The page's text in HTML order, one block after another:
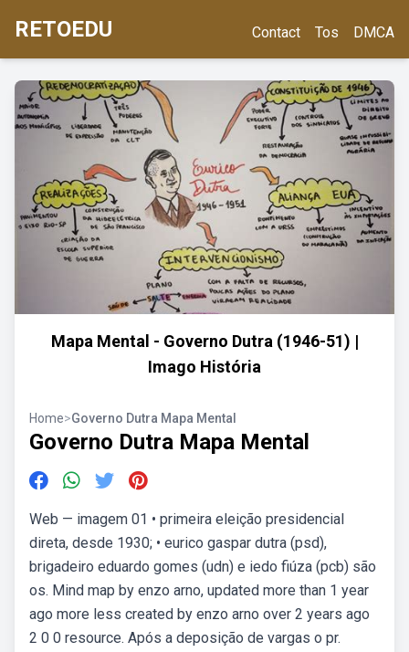
RETOEDU Contact Tos DMCA
Mapa Mental - Governo Dutra (1946-51) |
Imago História
Home>Governo Dutra Mapa Mental
Governo Dutra Mapa Mental
Web — imagem 01 • primeira eleição presidencial
direta, desde 1930; • eurico gaspar dutra (psd),
brigadeiro eduardo gomes (udn) e iedo fiúza (pcb) são
os. Mind map by enzo arno, updated more than 1 year
ago more less created by enzo arno over 2 years ago
2 0 0 resource. Após a deposição de vargas o pr.